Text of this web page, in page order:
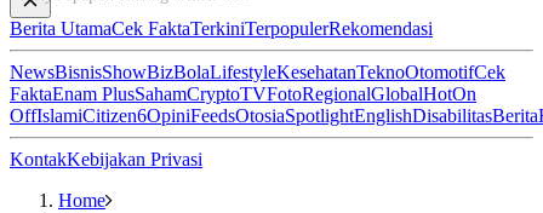
Berita UtamaCek FaktaTerkiniTerpopulerRekomendasi
NewsBisnisShowBizBolaLifestyleKesehatanTeknoOtomotifCek
FaktaEnam PlusSahamCryptoTVFotoRegionalGlobalHotOn
OffIslamiCitizen6OpiniFeedsOtosiaSpotlightEnglishDisabilitasBerita
KontakKebijakan Privasi
Home